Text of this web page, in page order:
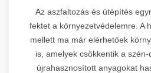
Az aszfaltozás és útépítés
fektet a környezetvédelemre. A
mellett ma már elérhetőek
is, amelyek csökkentik a
újrahasznosított anyagokat